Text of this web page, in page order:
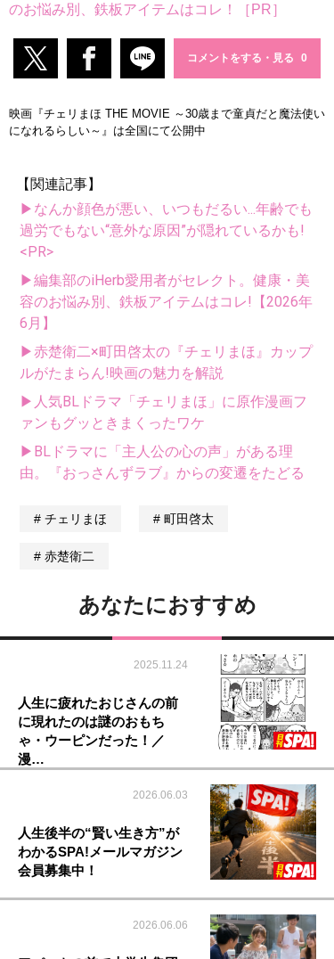
のお悩み別、鉄板アイテムはコレ！［PR］
コメントをする・見る
映画『チェリまほ THE MOVIE ～30歳まで童貞だと魔法使い
になれるらしい～』は全国にて公開中
【関連記事】
▶なんか顔色が悪い、いつもだるい...年齢でも
過労でもない“意外な原因”が隠れているかも!
<PR>
▶編集部のiHerb愛用者がセレクト。健康・美
容のお悩み別、鉄板アイテムはコレ!【2026年
6月】
▶赤楚衛二×町田啓太の『チェリまほ』カップ
ルがたまらん!映画の魅力を解説
▶人気BLドラマ「チェリまほ」に原作漫画フ
ァンもグッときまくったワケ
▶BLドラマに「主人公の心の声」がある理
由。『おっさんずラブ』からの変遷をたどる
チェリまほ 町田啓太
赤楚衛二
あなたにおすすめ
2025.11.24
人生に疲れたおじさんの前
に現れたのは謎のおもち
ゃ・ウーピンだった！／
漫…
2026.06.03
人生後半の“賢い生き方”が
わかるSPA!メールマガジン
会員募集中！
2026.06.06